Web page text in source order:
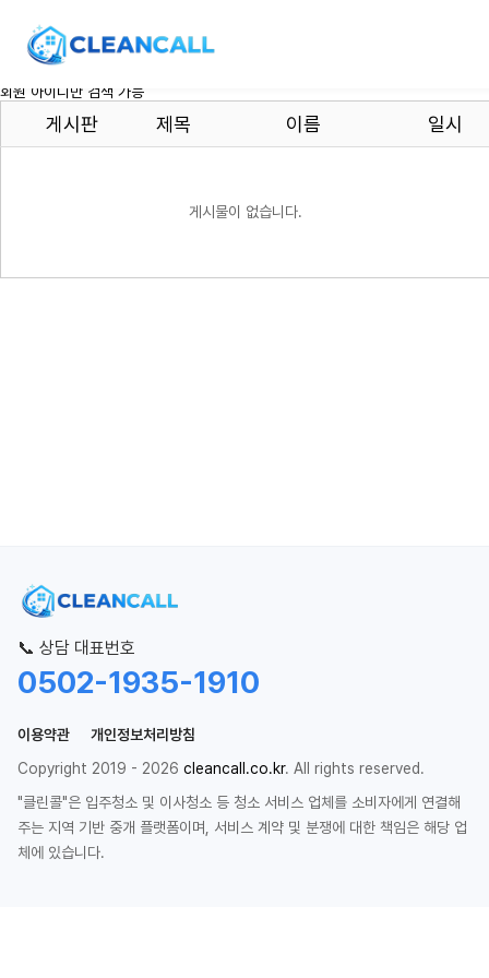
회원 아이디만 검색 가능
게시판 제목 이름 일시
게시물이 없습니다.
📞 상담 대표번호
0502-1935-1910
이용약관
개인정보처리방침
Copyright 2019 - 2026 cleancall.co.kr. All rights reserved.
"클린콜"은 입주청소 및 이사청소 등 청소 서비스 업체를 소비자에게 연결해
주는 지역 기반 중개 플랫폼이며, 서비스 계약 및 분쟁에 대한 책임은 해당 업
체에 있습니다.